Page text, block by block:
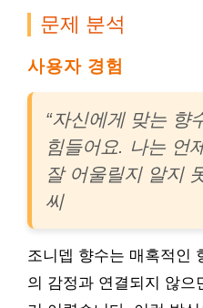
문제 분석
사용자 경험
“자신에게 맞는 향
힘들어요. 나는 언
잘 어울릴지 알지
씨
조니뎁 향수는 매혹적인
의 감정과 연결되지 않으